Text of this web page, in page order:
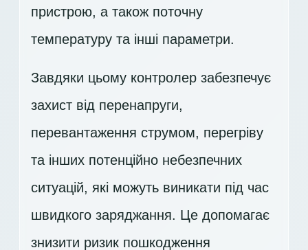
пристрою, а також поточну
температуру та інші параметри.
Завдяки цьому контролер забезпечує
захист від перенапруги,
перевантаження струмом, перегріву
та інших потенційно небезпечних
ситуацій, які можуть виникати під час
швидкого заряджання. Це допомагає
знизити ризик пошкодження